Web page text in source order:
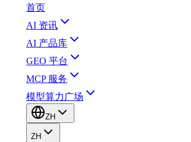
首页
AI 资讯
AI 产品库
GEO 平台
MCP 服务
模型算力广场
ZH
ZH